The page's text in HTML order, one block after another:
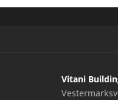
Vitani